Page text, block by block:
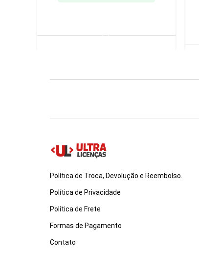
Política de Troca, Devolução e Reembolso.
Política de Privacidade
Política de Frete
Formas de Pagamento
Contato